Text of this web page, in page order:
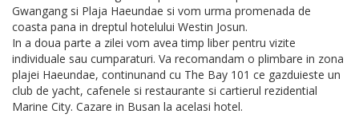
Gwangang si Plaja Haeundae si vom urma promenada de
coasta pana in dreptul hotelului Westin Josun.
In a doua parte a zilei vom avea timp liber pentru vizite
individuale sau cumparaturi. Va recomandam o plimbare in zona
plajei Haeundae, continunand cu The Bay 101 ce gazduieste un
club de yacht, cafenele si restaurante si cartierul rezidential
Marine City. Cazare in Busan la acelasi hotel.